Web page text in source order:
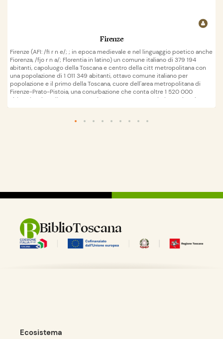
Firenze
Firenze (AFI: /fi r n e/; ; in epoca medievale e nel linguaggio poetico anche
Fiorenza, /fjo r n a/; Florentia in latino) un comune italiano di 379 194
abitanti, capoluogo della Toscana e centro della citt metropolitana con
una popolazione di 1 011 349 abitanti, ottavo comune italiano per
popolazione e il primo della Toscana, cuore dell'area metropolitana di
Firenze-Prato-Pistoia, una conurbazione che conta oltre 1 520 000
abitanti. Nel Medioevo stata un importante centro artistico, culturale,
che, con il governo delle famiglie dei Medici e dei Lorena, divenne uno
rinomata tra le pi belle citt del mondo, grazie ai suoi numerosi
monumenti e musei tra cui il Duomo, Santa Croce, Santa Maria Novella, gli
Uffizi, Ponte Vecchio, Piazza della Signoria, Palazzo Vecchio e Palazzo Pitti.
Di inestimabile valore i lasciti artistici, letterari e scientifici di geni del
passato come Petrarca, Boccaccio, Brunelleschi, Michelangelo, Giotto,
apri suWikipedia
BiblioToscana
Ecosistema